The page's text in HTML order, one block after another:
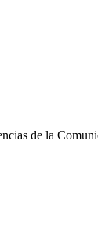
de la